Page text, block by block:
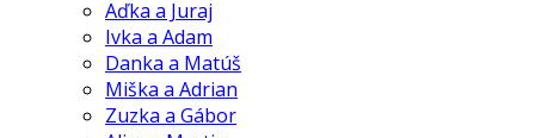
Aďka a Juraj
Ivka a Adam
Danka a Matúš
Miška a Adrian
Zuzka a Gábor